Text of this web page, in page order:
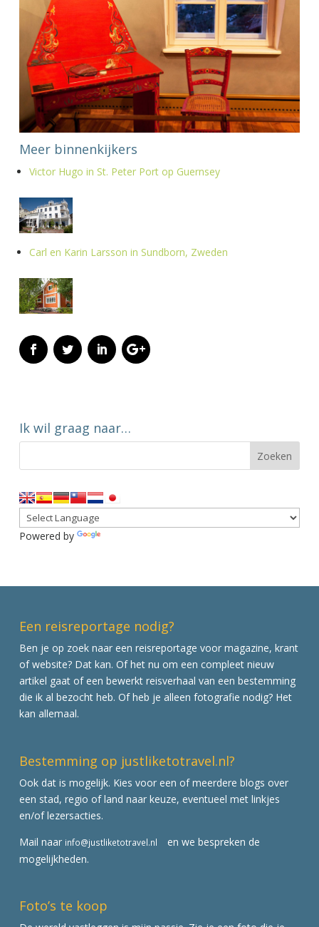
Meer binnenkijkers
Victor Hugo in St. Peter Port op Guernsey
Carl en Karin Larsson in Sundborn, Zweden
Ik wil graag naar…
Powered by
Een reisreportage nodig?
Ben je op zoek naar een reisreportage voor magazine, krant
of website? Dat kan. Of het nu om een compleet nieuw
artikel gaat of een bewerkt reisverhaal van een bestemming
die ik al bezocht heb. Of heb je alleen fotografie nodig? Het
kan allemaal.
Bestemming op justliketotravel.nl?
Ook dat is mogelijk. Kies voor een of meerdere blogs over
een stad, regio of land naar keuze, eventueel met linkjes
en/of lezersacties.
Mail naar info@justliketotravel.nl
en we bespreken de
mogelijkheden.
Foto’s te koop